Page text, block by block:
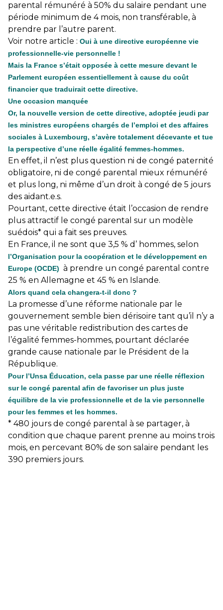
parental rémunéré à 50% du salaire pendant une
période minimum de 4 mois, non transférable, à
prendre par l’autre parent.
Voir notre article : Oui à une directive européenne vie
professionnelle-vie personnelle !
Mais la France s’était opposée à cette mesure devant le
Parlement européen essentiellement à cause du coût
financier que traduirait cette directive.
Une occasion manquée
Or, la nouvelle version de cette directive, adoptée jeudi par
les ministres européens chargés de l’emploi et des affaires
sociales à Luxembourg, s’avère totalement décevante et tue
la perspective d’une réelle égalité femmes-hommes.
En effet, il n’est plus question ni de congé paternité
obligatoire, ni de congé parental mieux rémunéré
et plus long, ni même d’un droit à congé de 5 jours
des aidant.e.s.
Pourtant, cette directive était l’occasion de rendre
plus attractif le congé parental sur un modèle
suédois* qui a fait ses preuves.
En France, il ne sont que 3,5 % d’ hommes, selon
l’Organisation pour la coopération et le développement en
Europe (OCDE) à prendre un congé parental contre
25 % en Allemagne et 45 % en Islande.
Alors quand cela changera-t-il donc ?
La promesse d’une réforme nationale par le
gouvernement semble bien dérisoire tant qu’il n’y a
pas une véritable redistribution des cartes de
l’égalité femmes-hommes, pourtant déclarée
grande cause nationale par le Président de la
République.
Pour l’Unsa Éducation, cela passe par une réelle réflexion
sur le congé parental afin de favoriser un plus juste
équilibre de la vie professionnelle et de la vie personnelle
pour les femmes et les hommes.
* 480 jours de congé parental à se partager, à
condition que chaque parent prenne au moins trois
mois, en percevant 80% de son salaire pendant les
390 premiers jours.